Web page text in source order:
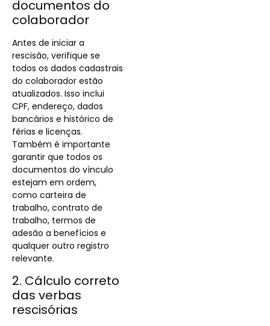
documentos do
colaborador
Antes de iniciar a
rescisão, verifique se
todos os dados cadastrais
do colaborador estão
atualizados. Isso inclui
CPF, endereço, dados
bancários e histórico de
férias e licenças.
Também é importante
garantir que todos os
documentos do vínculo
estejam em ordem,
como carteira de
trabalho, contrato de
trabalho, termos de
adesão a benefícios e
qualquer outro registro
relevante.
2. Cálculo correto
das verbas
rescisórias